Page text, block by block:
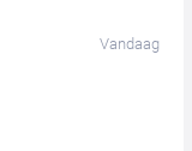
Vandaag